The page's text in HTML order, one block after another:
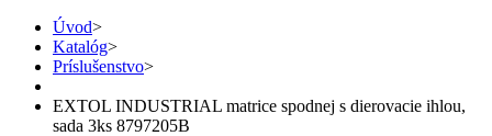
Úvod>
Katalóg>
Príslušenstvo>
EXTOL INDUSTRIAL matrice spodnej s dierovacie ihlou,
sada 3ks 8797205B